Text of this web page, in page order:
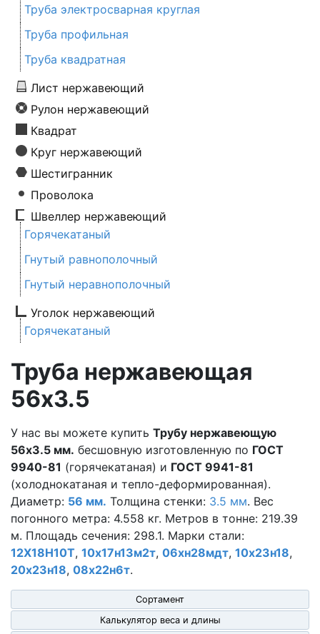
Труба электросварная круглая
Труба профильная
Труба квадратная
Лист нержавеющий
Рулон нержавеющий
Квадрат
Круг нержавеющий
Шестигранник
Проволока
Швеллер нержавеющий
Горячекатаный
Гнутый равнополочный
Гнутый неравнополочный
Уголок нержавеющий
Горячекатаный
Труба нержавеющая
56х3.5
У нас вы можете купить Трубу нержавеющую
56х3.5 мм. бесшовную изготовленную по ГОСТ
9940-81 (горячекатаная) и ГОСТ 9941-81
(холоднокатаная и тепло-деформированная).
Диаметр: 56 мм. Толщина стенки: 3.5 мм. Вес
погонного метра: 4.558 кг. Метров в тонне: 219.39
м. Площадь сечения: 298.1. Марки стали:
12Х18Н10Т, 10х17н13м2т, 06хн28мдт, 10х23н18,
20х23н18, 08х22н6т.
Сортамент
Калькулятор веса и длины